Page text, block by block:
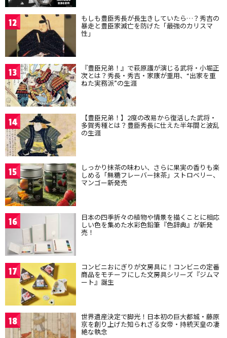
12 もしも豊臣秀長が長生きしていたら…？秀吉の
暴走と豊臣家滅亡を防げた「最強のカリスマ
性」
13 『豊臣兄弟！』で萩原護が演じる武将・小堀正
次とは？秀長・秀吉・家康が重用、“出家を重
ねた実務派”の生涯
14 【豊臣兄弟！】2度の改易から復活した武将・
多賀秀種とは？豊臣秀長に仕えた半年間と波乱
の生涯
15 しっかり抹茶の味わい、さらに果実の香りも楽
しめる「無糖フレーバー抹茶」ストロベリー、
マンゴー新発売
16 日本の四季折々の植物や情景を描くことに相応
しい色を集めた水彩色鉛筆『色辞典』が新発
売！
17 コンビニおにぎりが文房具に！コンビニの定番
商品をモチーフにした文房具シリーズ『ジムマ
ート』誕生
18 世界遺産決定で脚光！日本初の巨大都城・藤原
京を創り上げた知られざる女帝・持統天皇の凄
絶な執念